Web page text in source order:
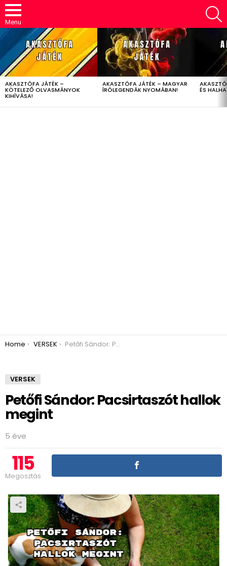
Menu
LATEST
STORIES
AKASZTÓFA JÁTÉK –
KÖTELEZŐ OLVASMÁNYOK
KIHÍVÁSA!
AKASZTÓFA JÁTÉK – MAGYAR
ÍRÓLEGENDÁK NYOMÁBAN! ÉS
You are here:
Home VERSEK Petőfi Sándor: Pacsirtaszót hallok megint
VERSEK
Petőfi Sándor: Pacsirtaszót hallok
megint
5 éve
115
Megosztás